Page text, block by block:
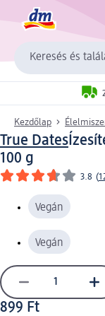
Keresés és
Kezdőlap
True Dates
100 g
3.8 (
Vegán
Vegán
899 Ft